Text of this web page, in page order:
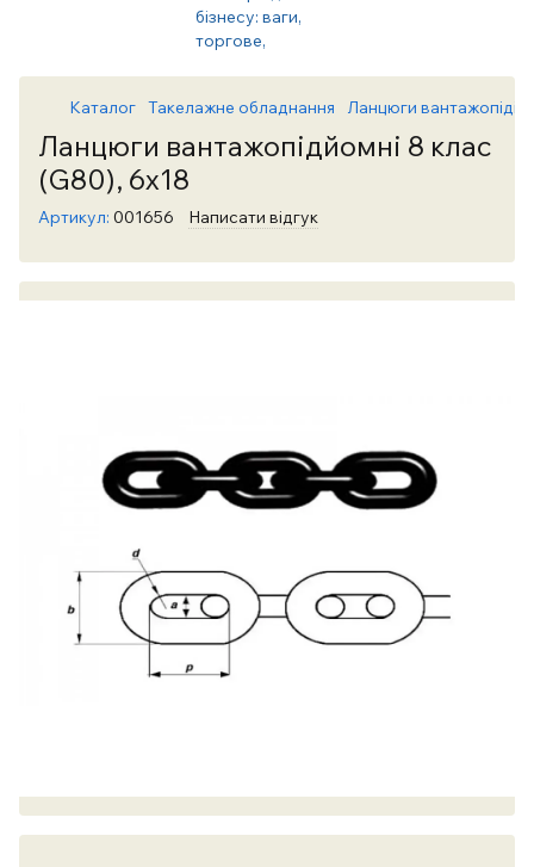
Каталог Такелажне обладнання Ланцюги
Ланцюги вантажопідйомні 8 клас
(G80), 6х18
Артикул: 001656 Написати відгук